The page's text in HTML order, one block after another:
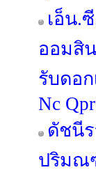
เอ็น.
ออมสิ
รับดอ
Nc
ดัชนี
ปริมณ